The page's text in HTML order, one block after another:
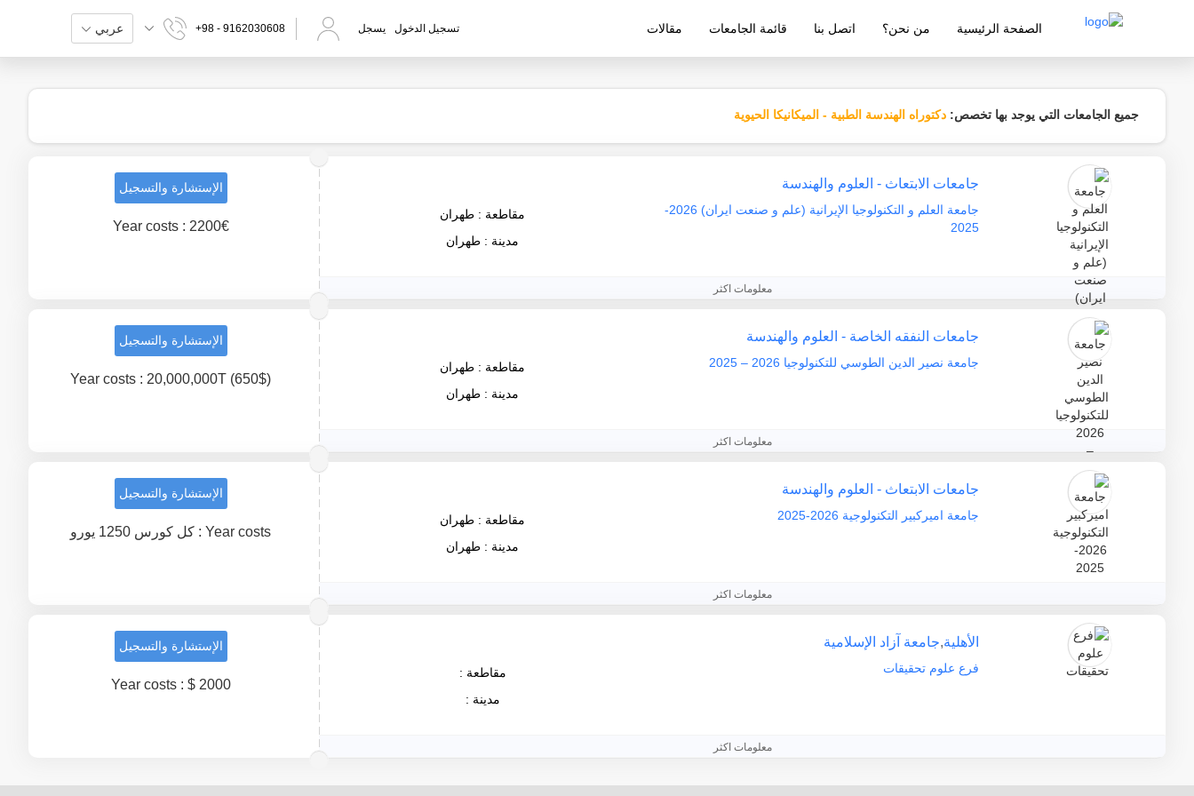
شركة معتمدة من قبل وزارة التربية والتعليم الإيرانية
الصفحة الرئيسية من نحن؟ اتصل بنا قائمة الجامعات مقالات تسجيل الدخول يسجل +98 - 9162030608 عربي
جميع الجامعات التي يوجد بها تخصص: دكتوراه الهندسة الطبية - الميكانيكا الحيوية
جامعات الابتعاث - العلوم والهندسة
جامعة العلم و التكنولوجيا الإيرانية (علم و صنعت ايران) 2026-
2025
مقاطعة : طهران
مدينة : طهران
معلومات اكثر
الإستشارة والتسجيل
Year costs : 2200€
جامعات النفقه الخاصة - العلوم والهندسة
جامعة نصير الدين الطوسي للتكنولوجيا 2026 – 2025
مقاطعة : طهران
مدينة : طهران
معلومات اكثر
الإستشارة والتسجيل
Year costs : 20,000,000T (650$)
جامعات الابتعاث - العلوم والهندسة
جامعة اميركبير التكنولوجية 2026-2025
مقاطعة : طهران
مدينة : طهران
معلومات اكثر
الإستشارة والتسجيل
Year costs : كل كورس 1250 يورو
الأهلية,جامعة آزاد الإسلامية
فرع علوم تحقيقات
مقاطعة :
مدينة :
معلومات اكثر
الإستشارة والتسجيل
Year costs : $ 2000